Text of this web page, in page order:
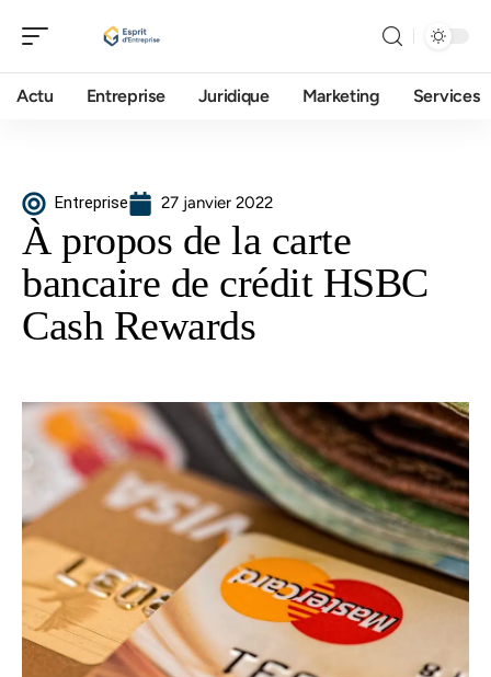
Actu Entreprise Juridique Marketing Services
Entreprise 27 janvier 2022
À propos de la carte
bancaire de crédit HSBC
Cash Rewards